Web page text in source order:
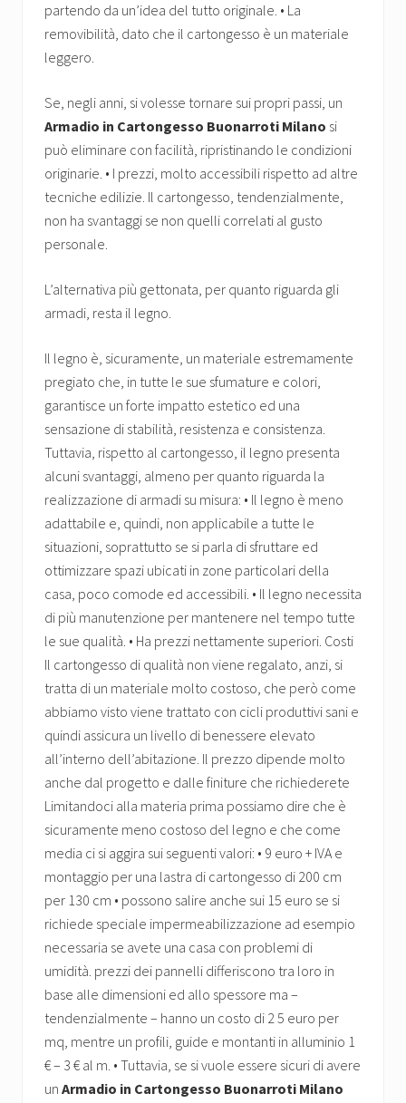
partendo da un’idea del tutto originale. • La
removibilità, dato che il cartongesso è un materiale
leggero.
Se, negli anni, si volesse tornare sui propri passi, un
Armadio in Cartongesso Buonarroti Milano si
può eliminare con facilità, ripristinando le condizioni
originarie. • I prezzi, molto accessibili rispetto ad altre
tecniche edilizie. Il cartongesso, tendenzialmente,
non ha svantaggi se non quelli correlati al gusto
personale.
L’alternativa più gettonata, per quanto riguarda gli
armadi, resta il legno.
Il legno è, sicuramente, un materiale estremamente
pregiato che, in tutte le sue sfumature e colori,
garantisce un forte impatto estetico ed una
sensazione di stabilità, resistenza e consistenza.
Tuttavia, rispetto al cartongesso, il legno presenta
alcuni svantaggi, almeno per quanto riguarda la
realizzazione di armadi su misura: • Il legno è meno
adattabile e, quindi, non applicabile a tutte le
situazioni, soprattutto se si parla di sfruttare ed
ottimizzare spazi ubicati in zone particolari della
casa, poco comode ed accessibili. • Il legno necessita
di più manutenzione per mantenere nel tempo tutte
le sue qualità. • Ha prezzi nettamente superiori. Costi
Il cartongesso di qualità non viene regalato, anzi, si
tratta di un materiale molto costoso, che però come
abbiamo visto viene trattato con cicli produttivi sani e
quindi assicura un livello di benessere elevato
all’interno dell’abitazione. Il prezzo dipende molto
anche dal progetto e dalle finiture che richiederete
Limitandoci alla materia prima possiamo dire che è
sicuramente meno costoso del legno e che come
media ci si aggira sui seguenti valori: • 9 euro + IVA e
montaggio per una lastra di cartongesso di 200 cm
per 130 cm • possono salire anche sui 15 euro se si
richiede speciale impermeabilizzazione ad esempio
necessaria se avete una casa con problemi di
umidità. prezzi dei pannelli differiscono tra loro in
base alle dimensioni ed allo spessore ma –
tendenzialmente – hanno un costo di 2 5 euro per
mq, mentre un profili, guide e montanti in alluminio 1
€ – 3 € al m. • Tuttavia, se si vuole essere sicuri di avere
un Armadio in Cartongesso Buonarroti Milano